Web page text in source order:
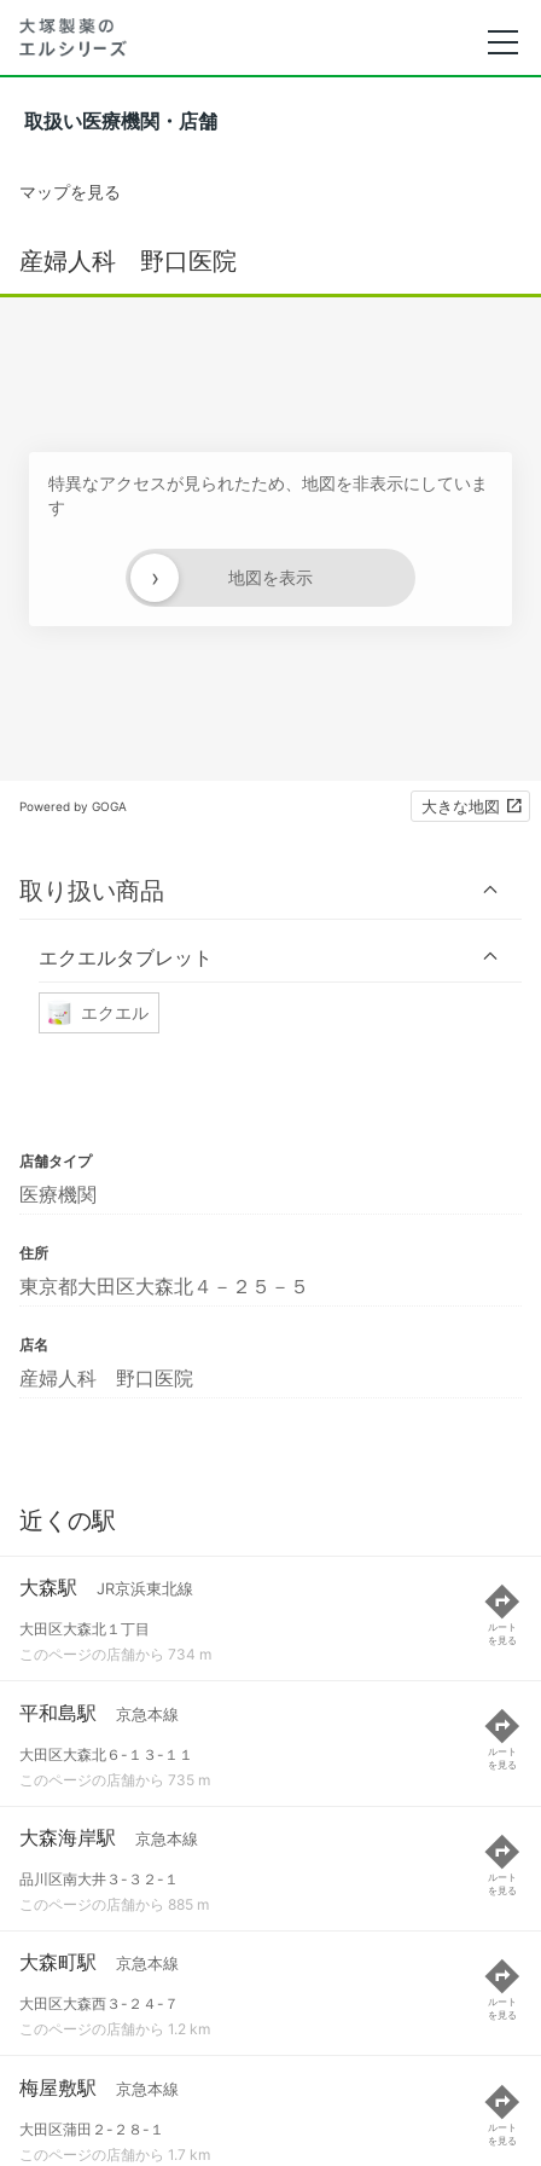
取扱い医療機関・店舗
マップを見る
産婦人科 野口医院
特異なアクセスが見られたため、地図を非表示にしていま
す
地図を表示
›
Powered by GOGA 大きな地図
取り扱い商品
エクエルタブレット
エクエル
店舗タイプ
医療機関
住所
東京都大田区大森北４－２５－５
店名
産婦人科 野口医院
近くの駅
大森駅 JR京浜東北線
大田区大森北１丁目
このページの店舗から 734 m
ルート
を見る
平和島駅 京急本線
大田区大森北６-１３-１１
このページの店舗から 735 m
ルート
を見る
大森海岸駅 京急本線
品川区南大井３-３２-１
このページの店舗から 885 m
ルート
を見る
大森町駅 京急本線
大田区大森西３-２４-７
このページの店舗から 1.2 km
ルート
を見る
梅屋敷駅 京急本線
大田区蒲田２-２８-１
このページの店舗から 1.7 km
ルート
を見る